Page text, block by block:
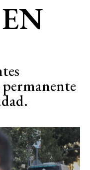
permanente